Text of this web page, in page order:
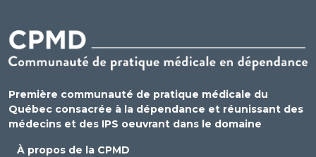
Première communauté de pratique médicale du
Québec consacrée à la dépendance et réunissant des
médecins et des IPS oeuvrant dans le domaine
À propos de la CPMD